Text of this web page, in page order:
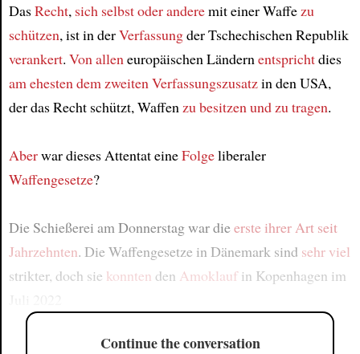
DasRecht, sich selbst oder anderemit einer Waffezu
schützen, ist in derVerfassungder Tschechischen Republik
verankert. Von alleneuropäischen Ländernentsprichtdies
am ehestendem zweiten Verfassungszusatzin den USA,
der das Recht schützt, Waffenzu besitzen und zu tragen.
Aberwar dieses Attentat eineFolgeliberaler
Waffengesetze?
Die Schießerei am Donnerstag war dieerste ihrer Art seit
Jahrzehnten. Die Waffengesetze in Dänemark sind sehr viel
strikter, doch sie konnten den Amoklaufin Kopenhagen im
Continue the conversation